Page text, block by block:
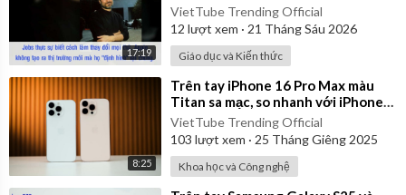
17:19
VietTube Trending Official
12 lượt xem · 21 Tháng Sáu 2026
Giáo dục và Kiến thức
8:25
⁣Trên tay iPhone 16 Pro Max màu
Titan sa mạc, so nhanh với iPhone
15 Pro Max
VietTube Trending Official
103 lượt xem · 25 Tháng Giêng 2025
Khoa học và Công nghệ